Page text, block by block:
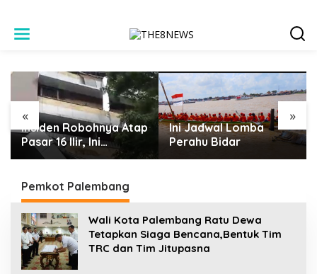
« »
Insiden Robohnya Atap
Pasar 16 Ilir, Ini
Keterangan Saksi dan
Ini Jadwal Lomba
Perahu Bidar
Pemkot Palembang
Wali Kota Palembang Ratu Dewa
Tetapkan Siaga Bencana,Bentuk Tim
TRC dan Tim Jitupasna